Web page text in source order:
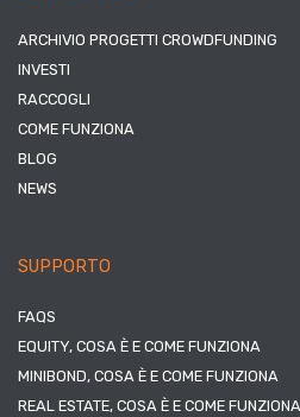
ARCHIVIO PROGETTI CROWDFUNDING
INVESTI
RACCOGLI
COME FUNZIONA
BLOG
NEWS
SUPPORTO
FAQS
EQUITY, COSA È E COME FUNZIONA
MINIBOND, COSA È E COME FUNZIONA
REAL ESTATE, COSA È E COME FUNZIONA